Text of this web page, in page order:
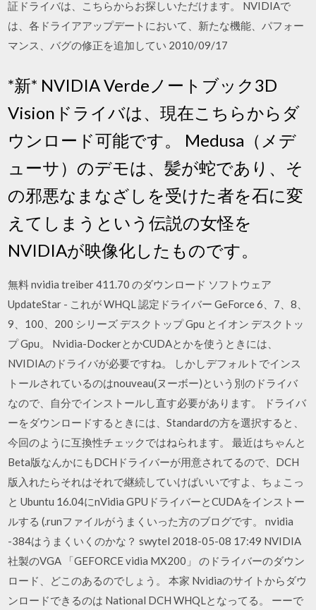
証ドライバは、こちらからお探しいただけます。 NVIDIAで
は、各ドライアアップデートにおいて、新たな機能、パフォー
マンス、バグの修正を追加してい 2010/09/17
*新* NVIDIA Verdeノートブック3D
Visionドライバは、現在こちらからダ
ウンロード可能です。 Medusa（メデ
ューサ）のデモは、髪が蛇であり、そ
の邪悪なまなざしを受けた者を石に変
えてしまうという伝説の女怪を
NVIDIAが映像化したものです。
無料 nvidia treiber 411.70 のダウンロード ソフトウェア
UpdateStar - これが WHQL 認定ドライバー GeForce 6、7、8、
9、100、200 シリーズ デスクトップ Gpu とイオン デスクトッ
プ Gpu。 Nvidia-DockerとかCUDAとかを使うときには、
NVIDIAのドライバが必要ですね。 しかしデフォルトでインス
トールされているのはnouveau(ヌーボー)という別のドライバ
なので、自分でインストールし直す必要があります。 ドライバ
ーをダウンロードするときには、Standardの方を選択すると、
今回のように互換性チェックではねられます。 最近はちゃんと
Beta版なんかにもDCHドライバーが用意されてるので、DCH
版入れたらそれはそれで継続していけばいいですよ、ちょこっ
と Ubuntu 16.04にnVidia GPUドライバーとCUDAをインストー
ルする (.runファイルがうまくいった方のブログです。 nvidia
-384はうまくいくのかな？ swytel 2018-05-08 17:49 NVIDIA
社製のVGA 「GEFORCE vidia MX200」 のドライバーのダウン
ロード、どこのあるのでしょう。 本家 Nvidiaのサイトからダウ
ンロードできるのは National DCH WHQLとなってる。 ーーで